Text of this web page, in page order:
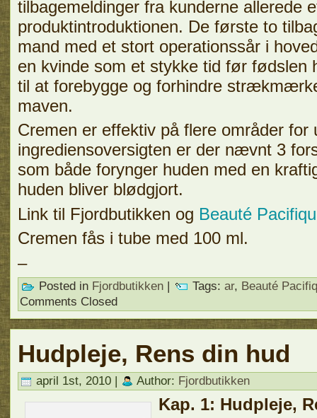
tilbagemeldinger fra kunderne allerede
produktintroduktionen. De første to
mand med et stort operationssår i
en kvinde som et stykke tid før fødslen
til at forebygge og forhindre
maven.
Cremen er effektiv på flere områder
ingrediensoversigten er der nævnt 3
som både forynger huden med en
huden bliver blødgjort.
Link til Fjordbutikken og Beauté
Cremen fås i tube med 100 ml.
–
Posted in Fjordbutikken Tags: ar, Beauté
Comments Closed
Hudpleje, Rens din hud
april 1st, 2010 | Author: Fjordbutikken
Kap. 1: Hudpleje,